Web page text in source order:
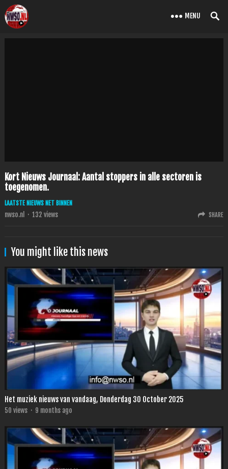
MENU
Kort Nieuws Journaal: Aantal stoppers in alle sectoren is
toegenomen.
LAATSTE NIEUWS NET BINNEN
nwso.nl · 132 views SHARE
You might like this news
Het muziek nieuws van vandaag, Donderdag 30 October 2025
50 views · 9 months ago